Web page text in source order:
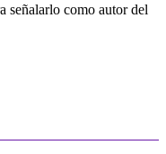
señalarlo como autor del